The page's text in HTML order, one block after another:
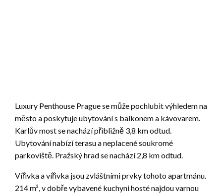
Luxury Penthouse Prague se může pochlubit výhledem na
město a poskytuje ubytování s balkonem a kávovarem.
Karlův most se nachází přibližně 3,8 km odtud.
Ubytování nabízí terasu a neplacené soukromé
parkoviště. Pražský hrad se nachází 2,8 km odtud.
Vířivka a vířivka jsou zvláštními prvky tohoto apartmánu.
214 m², v dobře vybavené kuchyni hosté najdou varnou